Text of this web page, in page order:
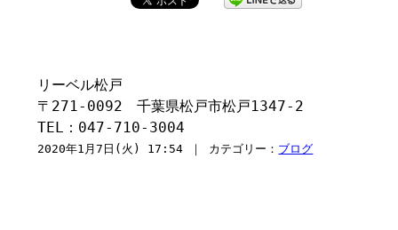
リーベル松戸
〒271-0092 千葉県松戸市松戸1347-2
TEL：047-710-3004
2020年1月7日(火) 17:54 ｜ カテゴリー： ブログ